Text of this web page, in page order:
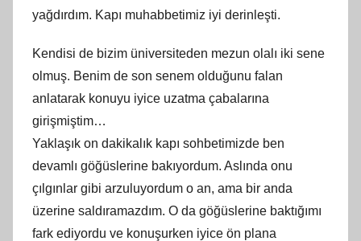
yağdırdım. Kapı muhabbetimiz iyi derinleşti.
Kendisi de bizim üniversiteden mezun olalı iki sene
olmuş. Benim de son senem olduğunu falan
anlatarak konuyu iyice uzatma çabalarına
girişmiştim…
Yaklaşık on dakikalık kapı sohbetimizde ben
devamlı göğüslerine bakıyordum. Aslında onu
çılgınlar gibi arzuluyordum o an, ama bir anda
üzerine saldıramazdım. O da göğüslerine baktığımı
fark ediyordu ve konuşurken iyice ön plana